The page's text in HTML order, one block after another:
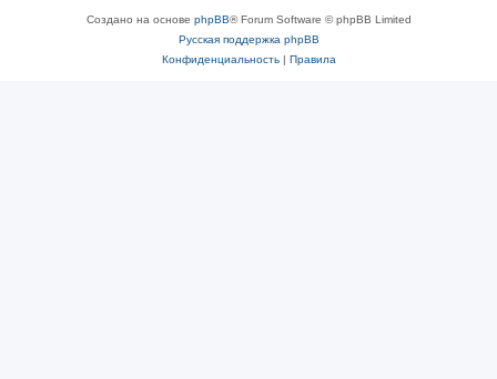
Создано на основе phpBB® Forum Software © phpBB Limited
Русская поддержка phpBB
Конфиденциальность| Правила